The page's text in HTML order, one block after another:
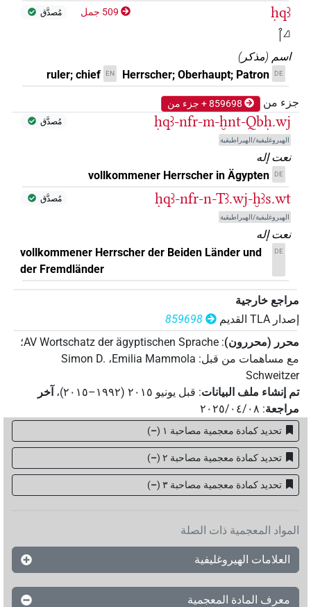
ḥqꜣ
𓋾𓈎
509 جمل مُصدَّق
اسم (مذكر)
DE
Herrscher; Oberhaupt; Patron
EN
ruler; chief
جزء من 859698 + جزء من
ḥqꜣ-nfr-m-ḫnt-Qbḥ.wj
الهيروغليفية/الهيراطيقية
مُصدَّق
نعت إله
DE
vollkommener Herrscher in Ägypten
ḥqꜣ-nfr-n-Tꜣ.wj-ḫꜣs.wt
الهيروغليفية/الهيراطيقية
مُصدَّق
نعت إله
DE
vollkommener Herrscher der Beiden Länder und
der Fremdländer
مراجع خارجية
إصدار‏ ‏TLA‏ القديم
859698
محرر (محررون):
AV Wortschatz der ägyptischen Sprache؛
مع مساهمات من قبل:
Emilia Mammola، Simon D.
Schweitzer
تم إنشاء ملف البيانات: قبل يونيو ۲۰۱٥ (۱۹۹۲–۲۰۱٥) ، آخر
مراجعة: ٢٠٢٥/٠٤/٠٨
تحديد كمادة معجمية مصاحبة ١ –
)
تحديد كمادة معجمية مصاحبة ٢ –
)
تحديد كمادة معجمية مصاحبة ۳ –
)
المواد المعجمية ذات الصلة
العلامات الهيروغليفية
معرف المادة المعجمية